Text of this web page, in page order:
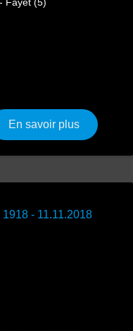
En savoir plussur
- 11.11.2018